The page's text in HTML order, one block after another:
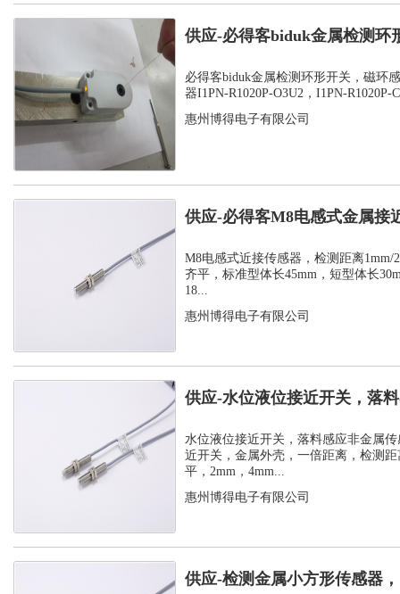
供应-必得客biduk金属检测环
感应器...
必得客biduk金属检测环形开关，磁环
器I1PN-R1020P-O3U2，I1PN-R1020P-
惠州博得电子有限公司
供应-必得客M8电感式金属接
式安装检测...
M8电感式近接传感器，检测距离1mm/
齐平，标准型体长45mm，短型体长
18...
惠州博得电子有限公司
供应-水位液位接近开关，落
感器
水位液位接近开关，落料感应非金属
近开关，金属外壳，一倍距离，检测距
平，2mm，4mm...
惠州博得电子有限公司
供应-检测金属小方形传感器